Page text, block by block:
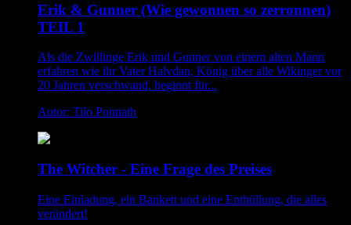
Erik & Gunner (Wie gewonnen so zerronnen)
TEIL 1
Als die Zwillinge Erik und Gunner von einem alten Mann
erfahren wie ihr Vater Halvdan, König über alle Wikinger vor
20 Jahren verschwand, beginnt für...
Autor: Tilo Ponnath
The Witcher - Eine Frage des Preises
Eine Einladung, ein Bankett und eine Enthüllung, die alles
verändert!